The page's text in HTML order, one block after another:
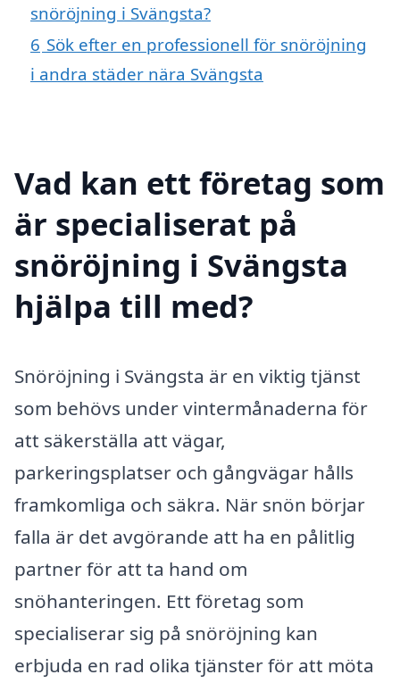
snöröjning i Svängsta?
6 Sök efter en professionell för snöröjning
i andra städer nära Svängsta
Vad kan ett företag som
är specialiserat på
snöröjning i Svängsta
hjälpa till med?
Snöröjning i Svängsta är en viktig tjänst
som behövs under vintermånaderna för
att säkerställa att vägar,
parkeringsplatser och gångvägar hålls
framkomliga och säkra. När snön börjar
falla är det avgörande att ha en pålitlig
partner för att ta hand om
snöhanteringen. Ett företag som
specialiserar sig på snöröjning kan
erbjuda en rad olika tjänster för att möta